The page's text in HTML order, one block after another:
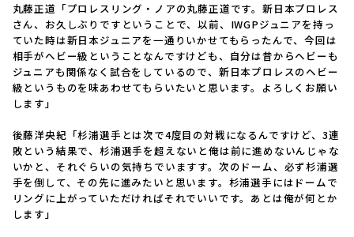
丸藤正道「プロレスリング・ノアの丸藤正道です。新日本プロレス
さん、お久しぶりですということで、以前、IWGPジュニアを持っ
ていた時は新日本ジュニアを一通りいかせてもらったんで、今回は
相手がヘビー級ということなんですけども、自分は昔からヘビーも
ジュニアも関係なく試合をしているので、新日本プロレスのヘビー
級というものを味あわせてもらいたいと思います。よろしくお願い
します」
後藤洋央紀「杉浦選手とは次で4度目の対戦になるんですけど、3連
敗という結果で、杉浦選手を超えないと俺は前に進めないんじゃな
いかと、それぐらいの気持ちでいますす。次のドーム、必ず杉浦選
手を倒して、その先に進みたいと思います。杉浦選手にはドームで
リングに上がっていただければそれでいいです。あとは俺が何とか
します」